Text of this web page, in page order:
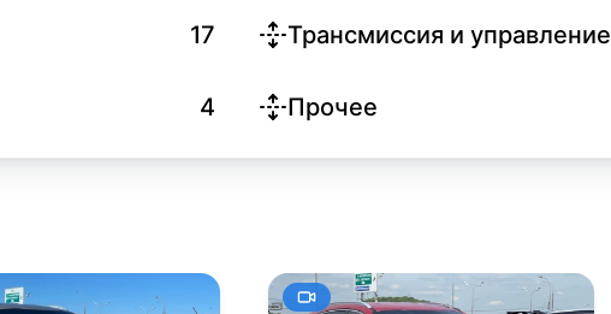
17 Трансмиссия и управление
4 Прочее